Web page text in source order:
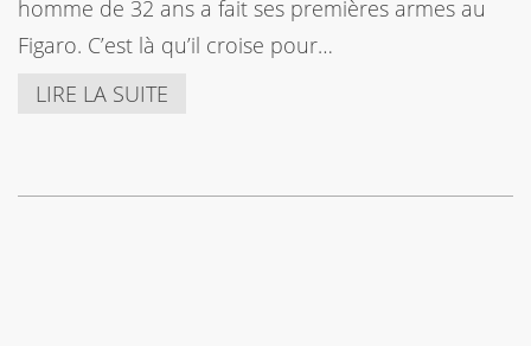
homme de 32 ans a fait ses premières armes au
Figaro. C’est là qu’il croise pour…
LIRE LA SUITE